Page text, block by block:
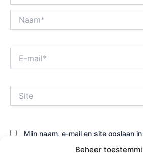
Beheer
mail*
Mijn naam, e-mail en site opslaan
de volgende keer wanneer ik een